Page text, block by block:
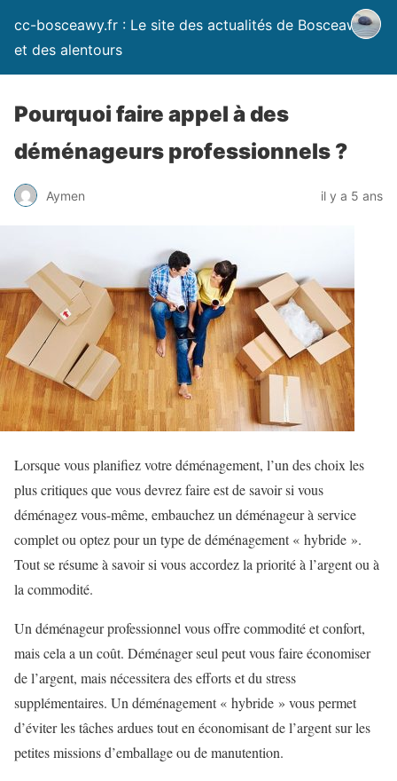
cc-bosceawy.fr : Le site des actualités de Bosceawy
et des alentours
Pourquoi faire appel à des
déménageurs professionnels ?
Aymen il y a 5 ans
Lorsque vous planifiez votre déménagement, l’un des choix les
plus critiques que vous devrez faire est de savoir si vous
déménagez vous-même, embauchez un déménageur à service
complet ou optez pour un type de déménagement « hybride ».
Tout se résume à savoir si vous accordez la priorité à l’argent ou à
la commodité.
Un déménageur professionnel vous offre commodité et confort,
mais cela a un coût. Déménager seul peut vous faire économiser
de l’argent, mais nécessitera des efforts et du stress
supplémentaires. Un déménagement « hybride » vous permet
d’éviter les tâches ardues tout en économisant de l’argent sur les
petites missions d’emballage ou de manutention.